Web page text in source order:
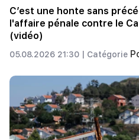
C’est une honte sans
l'affaire pénale contre le
(vidéo)
05.08.2026 21:30 | Catégorie